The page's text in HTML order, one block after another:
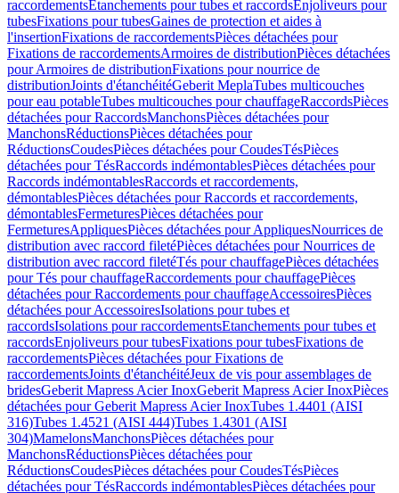
raccordementsEtanchements pour tubes et raccordsEnjoliveurs pour
tubesFixations pour tubesGaines de protection et aides à
l'insertionFixations de raccordementsPièces détachées pour
Fixations de raccordementsArmoires de distributionPièces détachées
pour Armoires de distributionFixations pour nourrice de
distributionJoints d'étanchéitéGeberit MeplaTubes multicouches
pour eau potableTubes multicouches pour chauffageRaccordsPièces
détachées pour RaccordsManchonsPièces détachées pour
ManchonsRéductionsPièces détachées pour
RéductionsCoudesPièces détachées pour CoudesTésPièces
détachées pour TésRaccords indémontablesPièces détachées pour
Raccords indémontablesRaccords et raccordements,
démontablesPièces détachées pour Raccords et raccordements,
démontablesFermeturesPièces détachées pour
FermeturesAppliquesPièces détachées pour AppliquesNourrices de
distribution avec raccord filetéPièces détachées pour Nourrices de
distribution avec raccord filetéTés pour chauffagePièces détachées
pour Tés pour chauffageRaccordements pour chauffagePièces
détachées pour Raccordements pour chauffageAccessoiresPièces
détachées pour AccessoiresIsolations pour tubes et
raccordsIsolations pour raccordementsEtanchements pour tubes et
raccordsEnjoliveurs pour tubesFixations pour tubesFixations de
raccordementsPièces détachées pour Fixations de
raccordementsJoints d'étanchéitéJeux de vis pour assemblages de
bridesGeberit Mapress Acier InoxGeberit Mapress Acier InoxPièces
détachées pour Geberit Mapress Acier InoxTubes 1.4401 (AISI
316)Tubes 1.4521 (AISI 444)Tubes 1.4301 (AISI
304)MamelonsManchonsPièces détachées pour
ManchonsRéductionsPièces détachées pour
RéductionsCoudesPièces détachées pour CoudesTésPièces
détachées pour TésRaccords indémontablesPièces détachées pour